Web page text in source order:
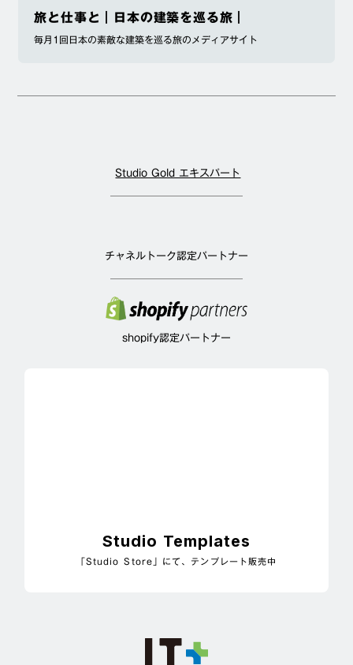
旅と仕事と｜日本の建築を巡る旅｜
毎月1回日本の素敵な建築を巡る旅のメディアサイト
Studio Gold エキスパート
チャネルトーク認定パートナー
shopify認定パートナー
Studio Templates
「Studio Store」にて、テンプレート販売中